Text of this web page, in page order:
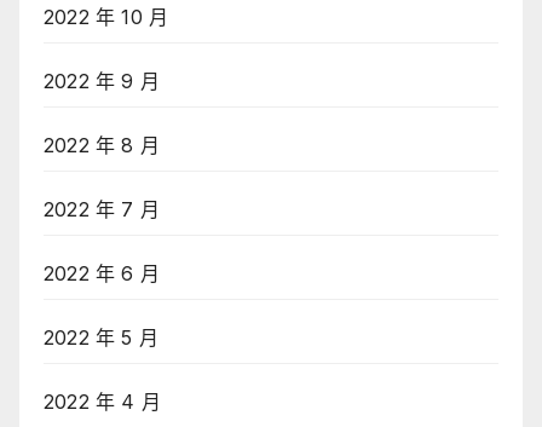
2022 年 10 月
2022 年 9 月
2022 年 8 月
2022 年 7 月
2022 年 6 月
2022 年 5 月
2022 年 4 月